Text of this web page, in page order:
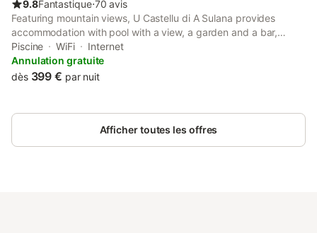
9.8Fantastique⋅70 avis
Featuring mountain views, U Castellu di A Sulana provides
accommodation with pool with a view, a garden and a bar,
around 39 km from Station de Furiani. Built in 1921, the property
includes hot tub and solarium.
Piscine WiFi
Internet
Annulation gratuite
dès 399 € par nuit
Afficher toutes les offres